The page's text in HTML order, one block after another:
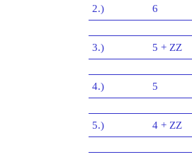
2.) 6
3.) 5 + ZZ
4.) 5
5.) 4 + ZZ